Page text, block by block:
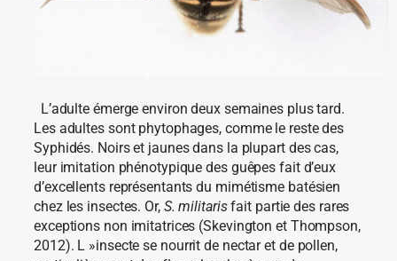
L’adulte émerge environ deux semaines plus tard.
Les adultes sont phytophages, comme le reste des
Syphidés. Noirs et jaunes dans la plupart des cas,
leur imitation phénotypique des guêpes fait d’eux
d’excellents représentants du mimétisme batésien
chez les insectes. Or, S. militarisfait partie des rares
exceptions non imitatrices (Skevington et Thompson,
2012). L »insecte se nourrit de nectar et de pollen,